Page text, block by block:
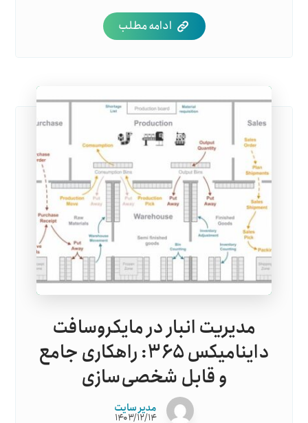
ادامه مطلب
مدیریت انبار در مایکروسافت
داینامیکس ۳۶۵: راهکاری جامع
و قابل شخصی‌سازی
مدیر سایت
۱۴۰۳/۱۲/۱۴